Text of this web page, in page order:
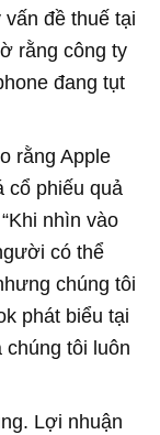
đề thuế tại
rằng công ty
đang tụt
rằng Apple
cổ phiếu quả
nhìn vào
có thể
chúng tôi
phát biểu tại
chúng tôi luôn
Lợi nhuận